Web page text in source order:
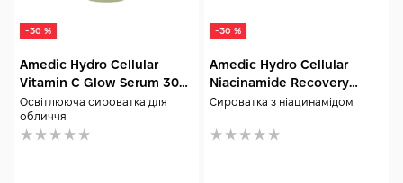
-30 %
Amedic Hydro Cellular
Vitamin C Glow Serum 30
мл
Освітлююча сироватка для
обличчя
-30 %
Amedic Hydro Cellular
Niacinamide Recovery
Serum 30 мл
Сироватка з ніацинамідом